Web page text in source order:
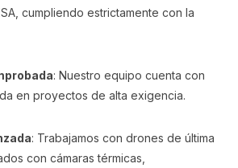
cumpliendo estrictamente con la
: Nuestro equipo cuenta con
en proyectos de alta exigencia.
: Trabajamos con drones de última
con cámaras térmicas,